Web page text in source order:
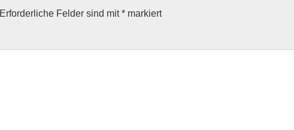
Erforderliche Felder sind mit* markiert